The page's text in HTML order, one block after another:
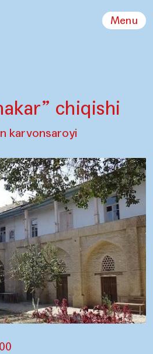
Menu
chiqishi
karvonsaroyi